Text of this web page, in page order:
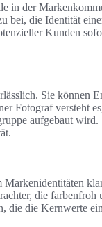
in der
bei, die Identität
Kunden
Sie können
Fotograf versteht
aufgebaut
die farbenfroh
die die Kernwerte